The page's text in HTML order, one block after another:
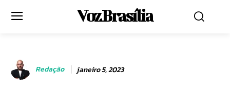
Voz Brasília
Redação janeiro 5, 2023